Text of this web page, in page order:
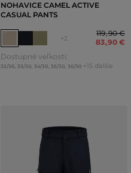
NOHAVICE CAMEL ACTIVE
CASUAL PANTS
+2
119,90 €
83,90 €
Dostupné veľkosti:
32/30, 33/30, 34/30, 35/30, 36/30 +15 ďalšie